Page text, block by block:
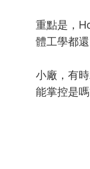
重點是，
體工學都
小廠，有
能掌控是